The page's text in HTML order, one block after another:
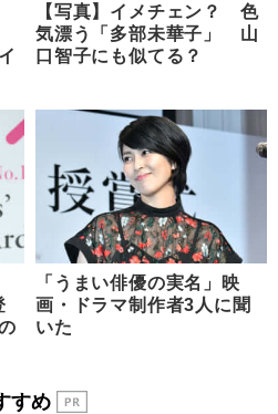
【写真】イメチェン？ 色
気漂う「多部未華子」 山
口智子にも似てる？
「うまい俳優の実名」映
画・ドラマ制作者3人に聞
いた
すめ